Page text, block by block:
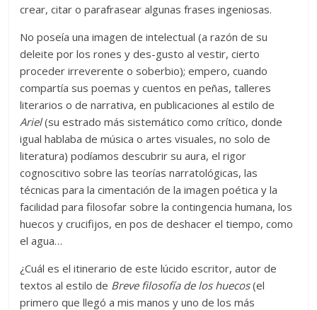
crear, citar o parafrasear algunas frases ingeniosas.
No poseía una imagen de intelectual (a razón de su
deleite por los rones y des-gusto al vestir, cierto
proceder irreverente o soberbio); empero, cuando
compartía sus poemas y cuentos en peñas, talleres
literarios o de narrativa, en publicaciones al estilo de
Ariel(su estrado más sistemático como crítico, donde
igual hablaba de música o artes visuales, no solo de
literatura) podíamos descubrir su aura, el rigor
cognoscitivo sobre las teorías narratológicas, las
técnicas para la cimentación de la imagen poética y la
facilidad para filosofar sobre la contingencia humana, los
huecos y crucifijos, en pos de deshacer el tiempo, como
el agua…
¿Cuál es el itinerario de este lúcido escritor, autor de
textos al estilo de Breve filosofía de los huecos(el
primero que llegó a mis manos y uno de los más